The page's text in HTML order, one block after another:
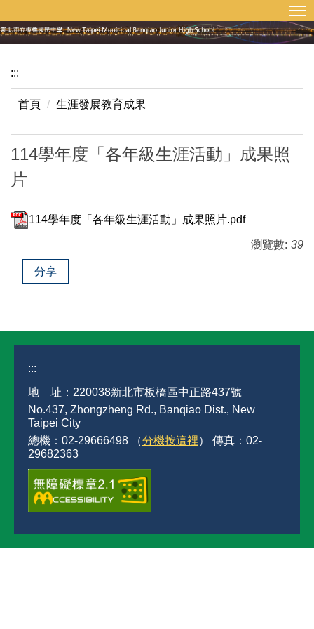
到
主
內
網站導覽
:::
首頁 生涯發展教育成果
114學年度「各年級生涯活動」成果照
片
114學年度「各年級生涯活動」成果照片.pdf
瀏覽數: 39
分享
:::
地 址：220038新北市板橋區中正路437號
No.437, Zhongzheng Rd., Banqiao Dist., New
Taipei City
總機：02-29666498 （分機按這裡） 傳真：02-
29682363